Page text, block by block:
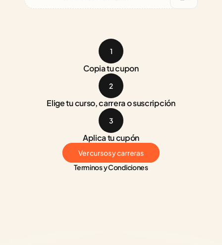
1
Copia tu cupon
2
Elige tu curso, carrera o suscripción
3
Aplica tu cupón
Ver cursos y carreras
Terminos y Condiciones